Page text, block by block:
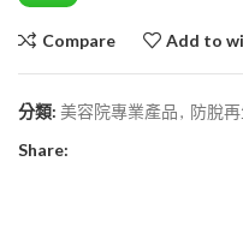
Compare Add to
分類: 美容院專業產品, 防脫
Share: